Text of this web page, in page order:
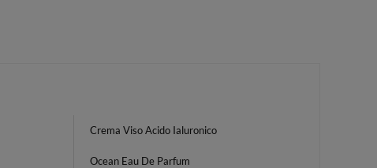
Crema Viso Acido Ialuronico
Ocean Eau De Parfum